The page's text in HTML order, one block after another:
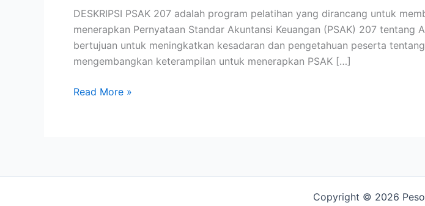
DESKRIPSI PSAK 207 adalah program pelatihan yang dirancang untuk
menerapkan Pernyataan Standar Akuntansi Keuangan (PSAK) 207
bertujuan untuk meningkatkan kesadaran dan pengetahuan peserta
mengembangkan keterampilan untuk menerapkan PSAK […]
Read More »
Copyright © 2026